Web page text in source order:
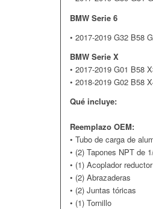
BMW Serie 6
• 2017-2019 G32 B58
BMW Serie X
• 2017-2019 G01 B58
• 2018-2019 G02 B58
Qué incluye:
Reemplazo OEM:
• Tubo de carga de
• (2) Tapones NPT de
• (1) Acoplador
• (2) Abrazaderas
• (2) Juntas tóricas
• (1) Tornillo